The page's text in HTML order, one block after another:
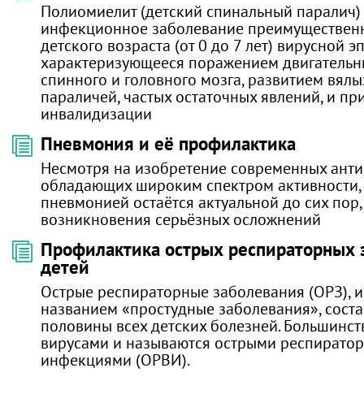
Полиомиелит (детский спинальный паралич)
инфекционное заболевание
детского возраста (от 0 до 7 лет) вирусной
характеризующееся поражением
спинного и головного мозга, развитием
параличей, частых остаточных явлений, и
инвалидизации
Пневмония и её профилактика
Несмотря на изобретение современных
обладающих широким спектром активности,
пневмонией остаётся актуальной до сих
возникновения серьёзных осложнений
Профилактика острых респираторных
детей
Острые респираторные заболевания (ОРЗ),
названием «простудные заболевания»,
половины всех детских болезней.
вирусами и называются острыми
инфекциями (ОРВИ).